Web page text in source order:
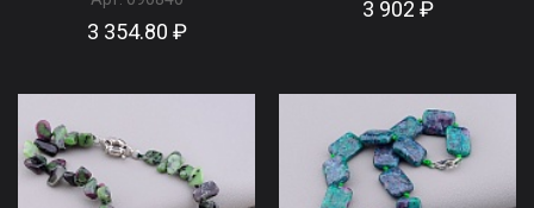
3 354.80 ₽
3 902 ₽